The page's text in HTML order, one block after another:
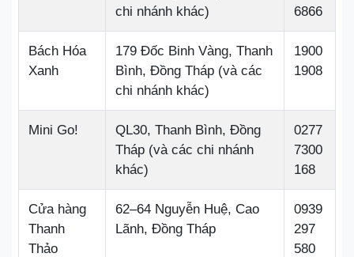
chi nhánh khác)
6866
Bách Hóa
Xanh
179 Đốc Binh Vàng, Thanh
Bình, Đồng Tháp (và các
chi nhánh khác)
1900
1908
Mini Go!
QL30, Thanh Bình, Đồng
Tháp (và các chi nhánh
khác)
0277
7300
168
Cửa hàng
Thanh
Thảo
62–64 Nguyễn Huệ, Cao
Lãnh, Đồng Tháp
0939
297
580